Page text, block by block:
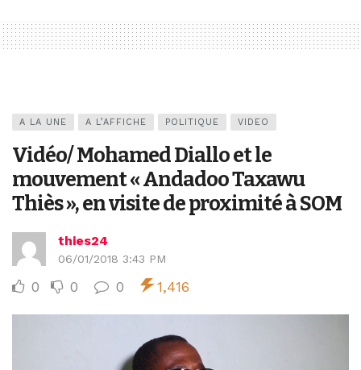
A LA UNE A L’AFFICHE POLITIQUE VIDEO
Vidéo/ Mohamed Diallo et le
mouvement « Andadoo Taxawu
Thiès », en visite de proximité à SOM
thies24
06/01/2018 3:43 PM
0 0 0 1,416